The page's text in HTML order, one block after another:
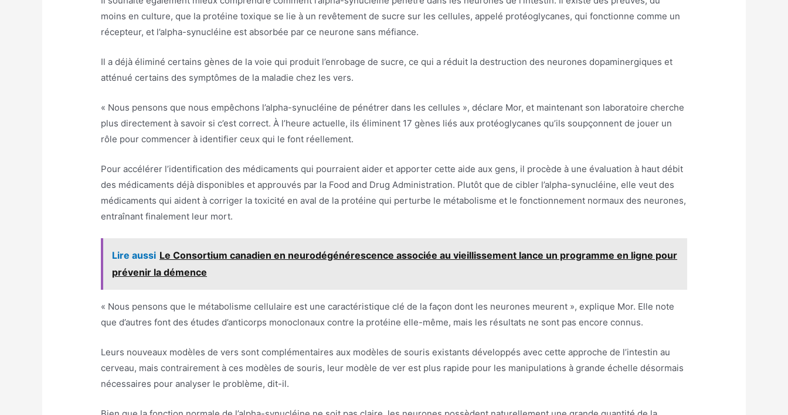
moins en culture, que la protéine toxique se lie à un revêtement de sucre sur les cellules, appelé protéoglycanes, qui fonctionne comme un
récepteur, et l’alpha-synucléine est absorbée par ce neurone sans méfiance.
Il a déjà éliminé certains gènes de la voie qui produit l’enrobage de sucre, ce qui a réduit la destruction des neurones dopaminergiques et
atténué certains des symptômes de la maladie chez les vers.
« Nous pensons que nous empêchons l’alpha-synucléine de pénétrer dans les cellules », déclare Mor, et maintenant son laboratoire cherche
plus directement à savoir si c’est correct. À l’heure actuelle, ils éliminent 17 gènes liés aux protéoglycanes qu’ils soupçonnent de jouer un
rôle pour commencer à identifier ceux qui le font réellement.
Pour accélérer l’identification des médicaments qui pourraient aider et apporter cette aide aux gens, il procède à une évaluation à haut débit
des médicaments déjà disponibles et approuvés par la Food and Drug Administration. Plutôt que de cibler l’alpha-synucléine, elle veut des
médicaments qui aident à corriger la toxicité en aval de la protéine qui perturbe le métabolisme et le fonctionnement normaux des neurones,
entraînant finalement leur mort.
Lire aussi Le Consortium canadien en neurodégénérescence associée au vieillissement lance un programme en ligne pour
prévenir la démence
« Nous pensons que le métabolisme cellulaire est une caractéristique clé de la façon dont les neurones meurent », explique Mor. Elle note
que d’autres font des études d’anticorps monoclonaux contre la protéine elle-même, mais les résultats ne sont pas encore connus.
Leurs nouveaux modèles de vers sont complémentaires aux modèles de souris existants développés avec cette approche de l’intestin au
cerveau, mais contrairement à ces modèles de souris, leur modèle de ver est plus rapide pour les manipulations à grande échelle désormais
nécessaires pour analyser le problème, dit-il.